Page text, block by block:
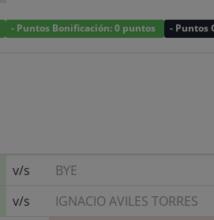
- Puntos Bonificación: 0 puntos - Puntos
v/s BYE
v/s IGNACIO AVILES TORRES